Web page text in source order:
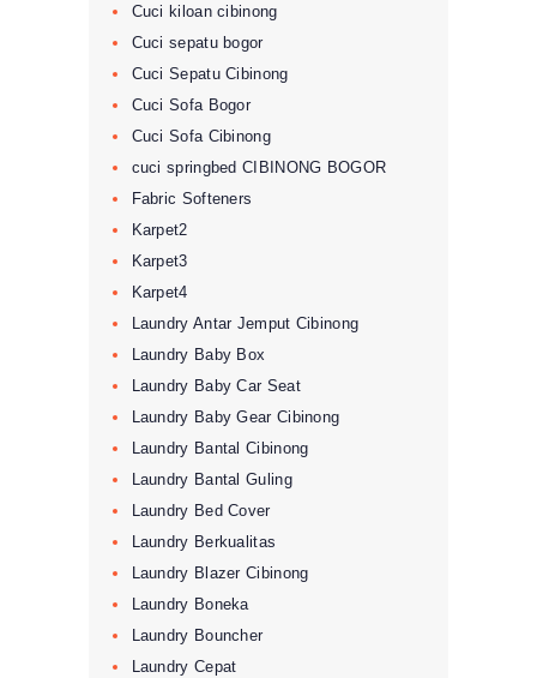
Cuci kiloan cibinong
Cuci sepatu bogor
Cuci Sepatu Cibinong
Cuci Sofa Bogor
Cuci Sofa Cibinong
cuci springbed CIBINONG BOGOR
Fabric Softeners
Karpet2
Karpet3
Karpet4
Laundry Antar Jemput Cibinong
Laundry Baby Box
Laundry Baby Car Seat
Laundry Baby Gear Cibinong
Laundry Bantal Cibinong
Laundry Bantal Guling
Laundry Bed Cover
Laundry Berkualitas
Laundry Blazer Cibinong
Laundry Boneka
Laundry Bouncher
Laundry Cepat